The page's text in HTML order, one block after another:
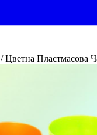
/ Цветна Пластмасова